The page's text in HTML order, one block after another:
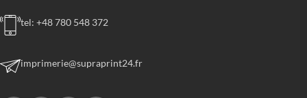
tel: +48 780 548 372
imprimerie@supraprint24.fr